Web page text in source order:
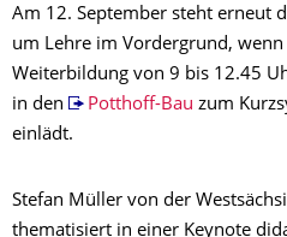
Am 12. September steht erneut
um Lehre im Vordergrund,
Weiterbildung von 9 bis 12.45
in den
Potthoff-Bau zum
einlädt.
Stefan Müller von der
thematisiert in einer Keynote